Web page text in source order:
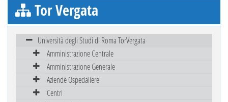
Tor Vergata
Università degli Studi di Roma TorVergata
Amministrazione Centrale
Amministrazione Generale
Aziende Ospedaliere
Centri